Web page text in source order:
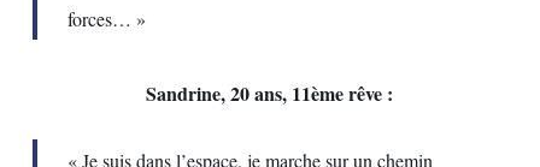
forces… »
Sandrine, 20 ans, 11ème rêve :
« Je suis dans l’espace, je marche sur un chemin